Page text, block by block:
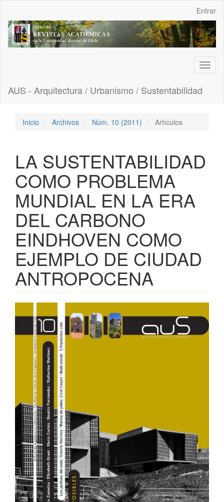
Contenido
principal
Barra
Entrar
AUS - Arquitectura / Urbanismo / Sustentabilidad
Inicio Archivos Núm. 10 (2011) Artículos
LA SUSTENTABILIDAD
COMO PROBLEMA
MUNDIAL EN LA ERA
DEL CARBONO
EINDHOVEN COMO
EJEMPLO DE CIUDAD
ANTROPOCENA
Barra
lateral
del
artículo